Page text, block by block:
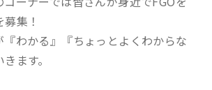
集！
わかる』『ちょっとよくわからな
ます。